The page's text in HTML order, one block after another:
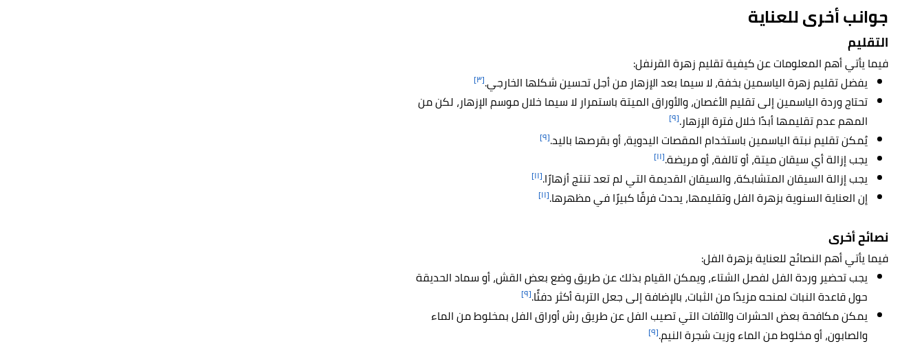
جوانب أخرى للعناية
التقليم
فيما يأتي أهم المعلومات عن كيفية تقليم زهرة القرنفل:
يفضل تقليم زهرة الياسمين بخفة، لا سيما بعد الإزهار من أجل تحسين شكلها الخارجي.[٣]
تحتاج وردة الياسمين إلى تقليم الأغصان، والأوراق الميتة باستمرار لا سيما خلال موسم الإزهار، لكن من
المهم عدم تقليمها أبدًا خلال فترة الإزهار.[٩]
يُمكن تقليم نبتة الياسمين باستخدام المقصات اليدوية، أو بقرصها باليد.[٩]
يجب إزالة أي سيقان ميتة، أو تالفة، أو مريضة.[١١]
يجب إزالة السيقان المتشابكة، والسيقان القديمة التي لم تعد تنتج أزهارًا.[١١]
إن العناية السنوية بزهرة الفل وتقليمها، يحدث فرقًا كبيرًا في مظهرها.[١١]
نصائح أخرى
فيما يأتي أهم النصائح للعناية بزهرة الفل:
يجب تحضير وردة الفل لفصل الشتاء، ويمكن القيام بذلك عن طريق وضع بعض القش، أو سماد الحديقة
حول قاعدة النبات لمنحه مزيدًا من الثبات، بالإضافة إلى جعل التربة أكثر دفئًا.[٩]
يمكن مكافحة بعض الحشرات والآفات التي تصيب الفل عن طريق رش أوراق الفل بمخلوط من الماء
والصابون، أو مخلوط من الماء وزيت شجرة النيم.[٩]